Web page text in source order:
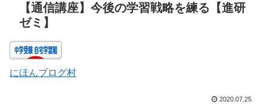
【通信講座】今後の学習戦略を練る【進研
ゼミ】
にほんブログ村
2020.07.25